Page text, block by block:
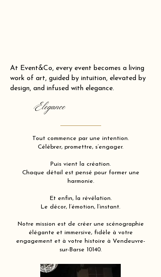
At Event&Co, every event becomes a living
work of art, guided by intuition, elevated by
design, and infused with elegance.
Elegance
Tout commence par une intention.
Célébrer, promettre, s’engager.
Puis vient la création.
Chaque détail est pensé pour former une
harmonie.
Et enfin, la révélation.
Le décor, l’émotion, l’instant.
Notre mission est de créer une scénographie
élégante et immersive, fidèle à votre
engagement et à votre histoire à Vendeuvre-
sur-Barse 10140.